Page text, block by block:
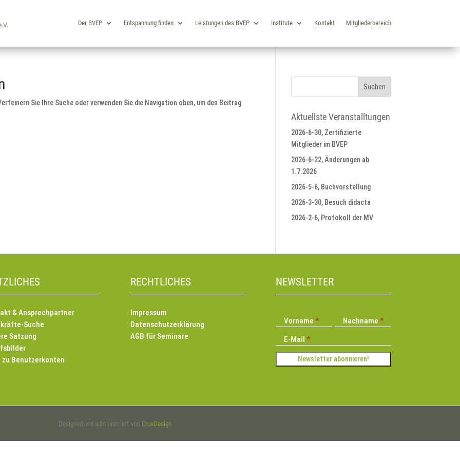
Der BVEP Entspannung finden Leistungen des BVEP Institute Kontakt Mitgliederbereich
Sie Ihre Suche oder verwenden Sie die Navigation oben, um den Beitrag
Aktuellste Veranstalltungen
2026-6-30, Zertifizierte
Mitglieder im BVEP
2026-6-22, Änderungen ab
1.7.2026
2026-5-6, Buchvorstellung
2026-3-30, Besuch didacta
2026-2-6, Protokoll der MV
& Ansprechpartner
Suche
Satzung
Benutzerkonten
RECHTLICHES
Impressum
Datenschutzerklärung
AGB für Seminare
NEWSLETTER
Vorname
Nachname
E-Mail
Designed und administriert von CruxDesign